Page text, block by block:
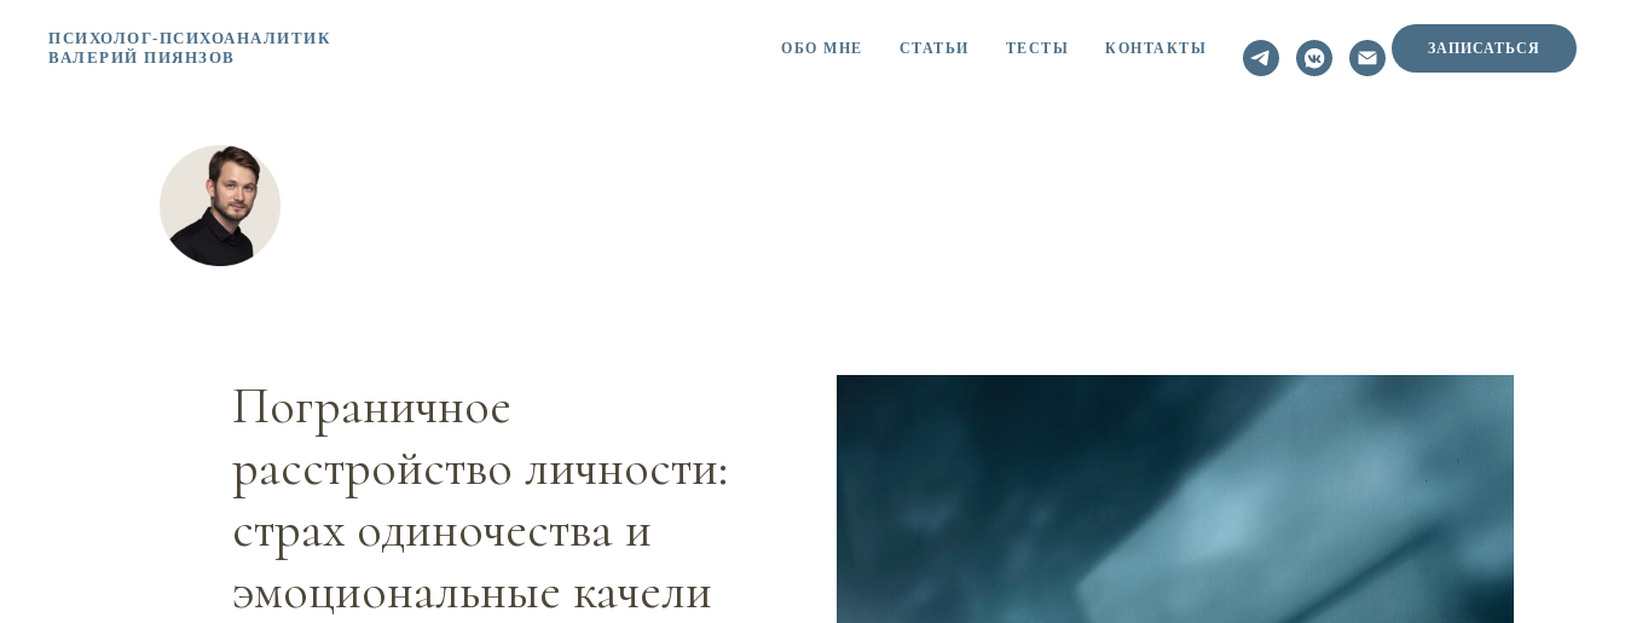
ПСИХОЛОГ-ПСИХОАНАЛИТИК
ВАЛЕРИЙ ПИЯНЗОВ
ОБО МНЕ СТАТЬИ ТЕСТЫ КОНТАКТЫ ЗАПИСАТЬСЯ
Пограничное
расстройство личности:
страх одиночества и
эмоциональные качели